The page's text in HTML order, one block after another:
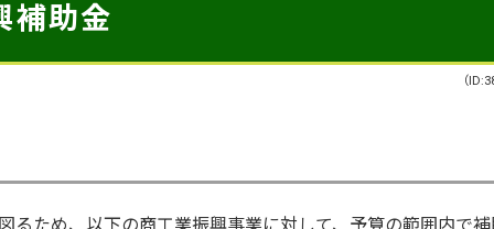
補助金
（